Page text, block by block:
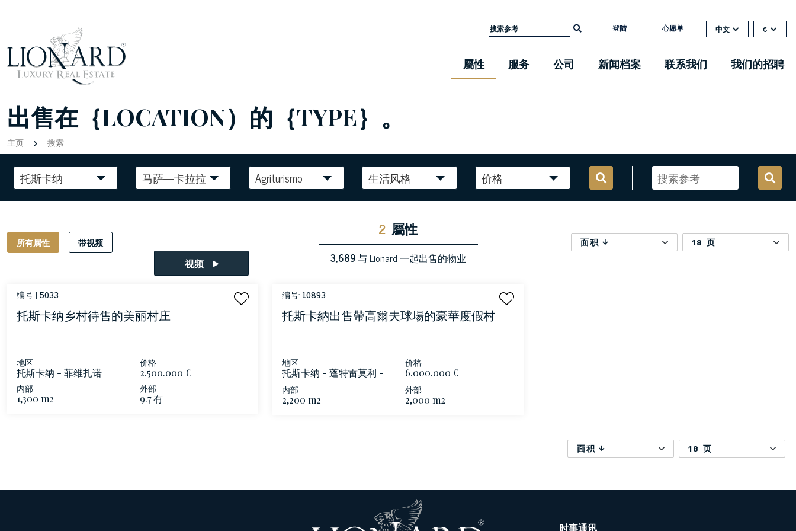
登陆 心愿单 中文 €
屬性 服务 公司 新闻档案 联系我们 我们的招聘
出售在｛LOCATION）的｛TYPE｝。
主页 搜索
托斯卡纳 马萨—卡拉拉 Agriturismo 生活风格 价格
所有属性 带视频
2 屬性
3,689与 Lionard 一起出售的物业
面积 18 页
视频
编号 | 5033
托斯卡纳乡村待售的美丽村庄
地区
托斯卡纳 - 菲维扎诺
价格
2.500.000 €
内部
1,300 m2
外部
9.7 有
编号: 10893
托斯卡納出售帶高爾夫球場的豪華度假村
地区
托斯卡纳 - 蓬特雷莫利 -
盧尼賈納
价格
6.000.000 €
内部
2,200 m2
外部
2,000 m2
面积 18 页
时事通讯